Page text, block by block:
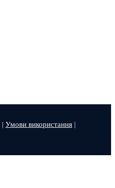
| Умови використання |